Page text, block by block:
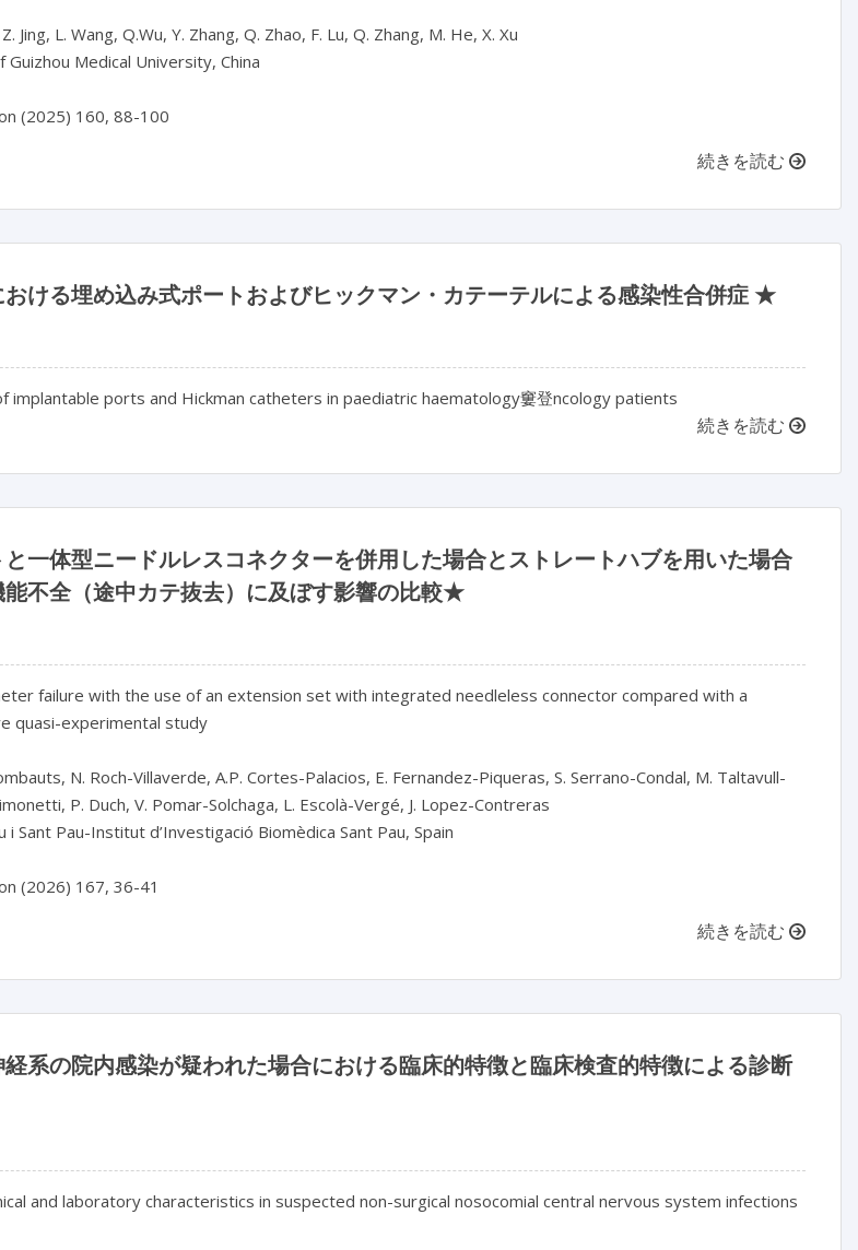
Jing, L. Wang, Q.Wu, Y. Zhang, Q. Zhao, F. Lu, Q. Zhang, M. He, X. Xu
Medical University, China
続きを読む
ける埋め込み式ポートおよびヒックマン・カテーテルによる感染性合併症 ★
implantable ports and Hickman catheters in paediatric haematology窶登ncology patients
続きを読む
一体型ニードルレスコネクターを併用した場合とストレートハブを用いた場合
能不全（途中カテ抜去）に及ぼす影響の比較★
failure with the use of an extension set with integrated needleless connector compared with a
quasi-experimental study
N. Roch-Villaverde, A.P. Cortes-Palacios, E. Fernandez-Piqueras, S. Serrano-Condal, M. Taltavull-
P. Duch, V. Pomar-Solchaga, L. Escolà-Vergé, J. Lopez-Contreras
Sant Pau-Institut d’Investigació Biomèdica Sant Pau, Spain
(2026) 167, 36-41
続きを読む
系の院内感染が疑われた場合における臨床的特徴と臨床検査的特徴による診断
and laboratory characteristics in suspected non-surgical nosocomial central nervous system infections